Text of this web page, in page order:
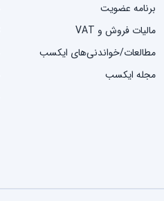
برنامه عضویت
مالیات فروش و VAT
مطالعات/خواندنی‌های ایکسب
مجله ایکسب